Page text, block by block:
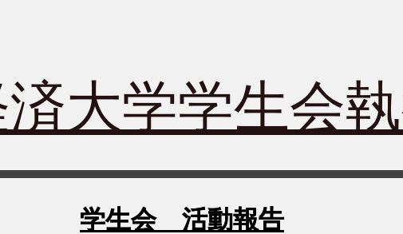
大学学生会
学生会 活動報告
学生会 活動報告